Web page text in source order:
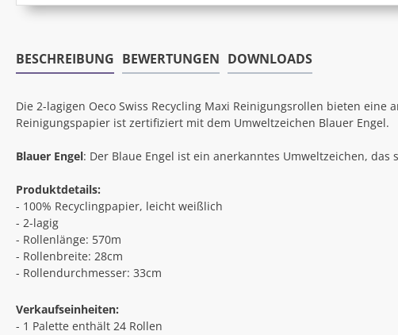
BESCHREIBUNG BEWERTUNGEN DOWNLOADS
Die 2-lagigen Oeco Swiss Recycling Maxi Reinigungsrollen bieten
Reinigungspapier ist zertifiziert mit dem Umweltzeichen Blauer Engel.
Blauer Engel: Der Blaue Engel ist ein anerkanntes Umweltzeichen,
Produktdetails:
- 100% Recyclingpapier, leicht weißlich
- 2-lagig
- Rollenlänge: 570m
- Rollenbreite: 28cm
- Rollendurchmesser: 33cm
Verkaufseinheiten:
- 1 Palette enthält 24 Rollen